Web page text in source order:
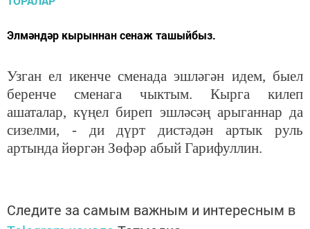
Элмәндәр кырыннан сенаж ташыйбыз.
Узган ел икенче сменада эшләгән идем, быел
беренче сменага чыктым. Кырга килеп
ашаталар, күңел биреп эшләсәң арыганнар да
сизелми, - ди дүрт дистәдән артык руль
артында йөргән Зөфәр абый Гарифуллин.
Следите за самым важным и интересным в